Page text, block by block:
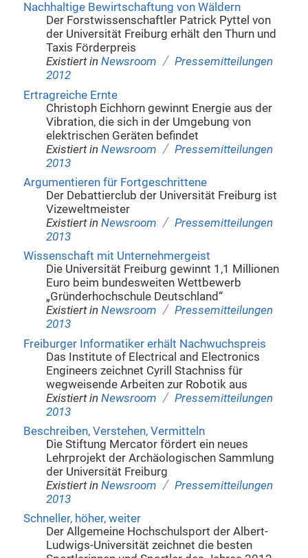
Nachhaltige Bewirtschaftung von Wäldern
Der Forstwissenschaftler Patrick Pyttel von
der Universität Freiburg erhält den Thurn und
Taxis Förderpreis
Existiert in Newsroom / Pressemitteilungen
2012
Ertragreiche Ernte
Christoph Eichhorn gewinnt Energie aus der
Vibration, die sich in der Umgebung von
elektrischen Geräten befindet
Existiert in Newsroom / Pressemitteilungen
2013
Argumentieren für Fortgeschrittene
Der Debattierclub der Universität Freiburg ist
Vizeweltmeister
Existiert in Newsroom / Pressemitteilungen
2013
Wissenschaft mit Unternehmergeist
Die Universität Freiburg gewinnt 1,1 Millionen
Euro beim bundesweiten Wettbewerb
„Gründerhochschule Deutschland“
Existiert in Newsroom / Pressemitteilungen
2013
Freiburger Informatiker erhält Nachwuchspreis
Das Institute of Electrical and Electronics
Engineers zeichnet Cyrill Stachniss für
wegweisende Arbeiten zur Robotik aus
Existiert in Newsroom / Pressemitteilungen
2013
Beschreiben, Verstehen, Vermitteln
Die Stiftung Mercator fördert ein neues
Lehrprojekt der Archäologischen Sammlung
der Universität Freiburg
Existiert in Newsroom / Pressemitteilungen
2013
Schneller, höher, weiter
Der Allgemeine Hochschulsport der Albert-
Ludwigs-Universität zeichnet die besten